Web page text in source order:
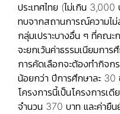
ประเทศไทย (ไม่เกิน
ทบจากสถานการณ์ความไ
กลุ่มเปราะบางอื่น ๆ ที่คณะ
จะยกเว้นค่าธรรมเนียมกา
การคัดเลือกจะต้องทำกิจก
น้อยกว่า ปีการศึกษาละ 30
โครงการนี้เป็นโครงการเ
จำนวน 370 บาท และค่ายื